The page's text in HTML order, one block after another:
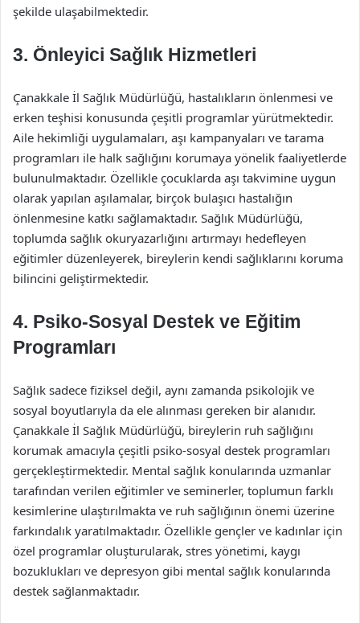
şekilde ulaşabilmektedir.
3. Önleyici Sağlık Hizmetleri
Çanakkale İl Sağlık Müdürlüğü, hastalıkların önlenmesi ve
erken teşhisi konusunda çeşitli programlar yürütmektedir.
Aile hekimliği uygulamaları, aşı kampanyaları ve tarama
programları ile halk sağlığını korumaya yönelik faaliyetlerde
bulunulmaktadır. Özellikle çocuklarda aşı takvimine uygun
olarak yapılan aşılamalar, birçok bulaşıcı hastalığın
önlenmesine katkı sağlamaktadır. Sağlık Müdürlüğü,
toplumda sağlık okuryazarlığını artırmayı hedefleyen
eğitimler düzenleyerek, bireylerin kendi sağlıklarını koruma
bilincini geliştirmektedir.
4. Psiko-Sosyal Destek ve Eğitim
Programları
Sağlık sadece fiziksel değil, aynı zamanda psikolojik ve
sosyal boyutlarıyla da ele alınması gereken bir alanıdır.
Çanakkale İl Sağlık Müdürlüğü, bireylerin ruh sağlığını
korumak amacıyla çeşitli psiko-sosyal destek programları
gerçekleştirmektedir. Mental sağlık konularında uzmanlar
tarafından verilen eğitimler ve seminerler, toplumun farklı
kesimlerine ulaştırılmakta ve ruh sağlığının önemi üzerine
farkındalık yaratılmaktadır. Özellikle gençler ve kadınlar için
özel programlar oluşturularak, stres yönetimi, kaygı
bozuklukları ve depresyon gibi mental sağlık konularında
destek sağlanmaktadır.